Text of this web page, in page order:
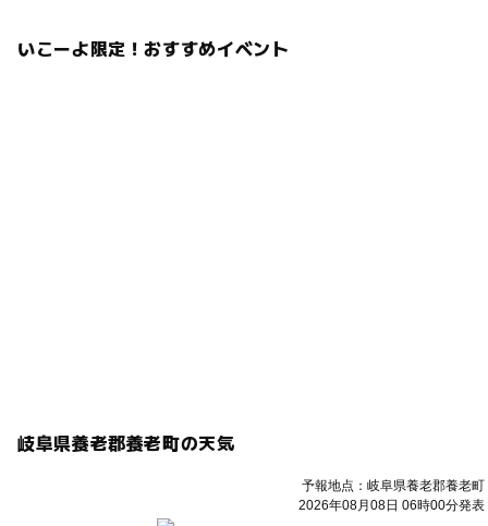
いこーよ限定！おすすめイベント
岐阜県養老郡養老町の天気
予報地点：岐阜県養老郡養老町
2026年08月08日 06時00分発表